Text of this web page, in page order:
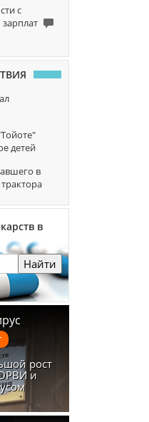
с
детей
в
в
Найти
рост
и